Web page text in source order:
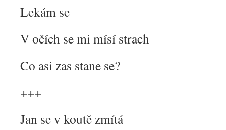
Lekám se
V očích se mi mísí strach
Co asi zas stane se?
+++
Jan se v koutě zmítá